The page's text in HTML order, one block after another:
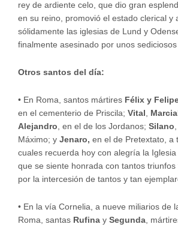
rey de ardiente celo, que dio gran
en su reino, promovió el estado clerical y
sólidamente las iglesias de Lund y
finalmente asesinado por unos
Otros santos del día:
• En Roma, santos mártires Félix y
en el cementerio de Priscila; Vital , Marcial
Alejandro, en el de los Jordanos; Silano
Máximo; y Jenaro, en el de Pretextato, a
cuales recuerda hoy con alegría la Iglesia
que se siente honrada con tantos triunfos
por la intercesión de tantos y tan
• En la vía Cornelia, a nueve miliarios de
Roma, santas Rufina y Segunda ,